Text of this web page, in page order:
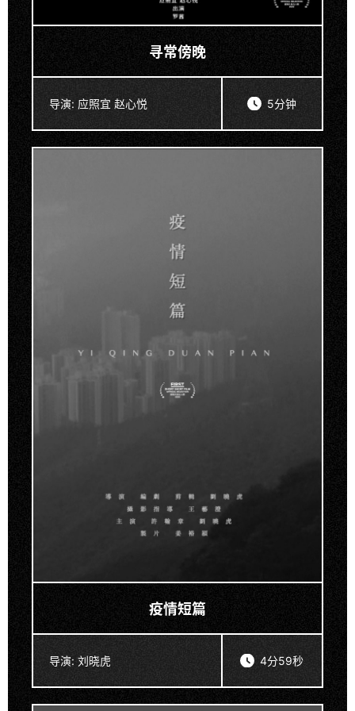
寻常傍晚
5分钟
导演: 应照宜 赵心悦
疫情短篇
4分59秒
导演: 刘晓虎